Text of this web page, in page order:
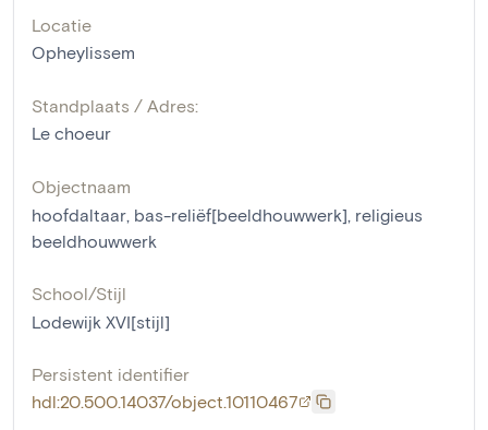
Locatie
Opheylissem
Standplaats / Adres:
Le choeur
Objectnaam
hoofdaltaar, bas-reliëf[beeldhouwwerk], religieus
beeldhouwwerk
School/Stijl
Lodewijk XVI[stijl]
Persistent identifier
hdl:20.500.14037/object.10110467